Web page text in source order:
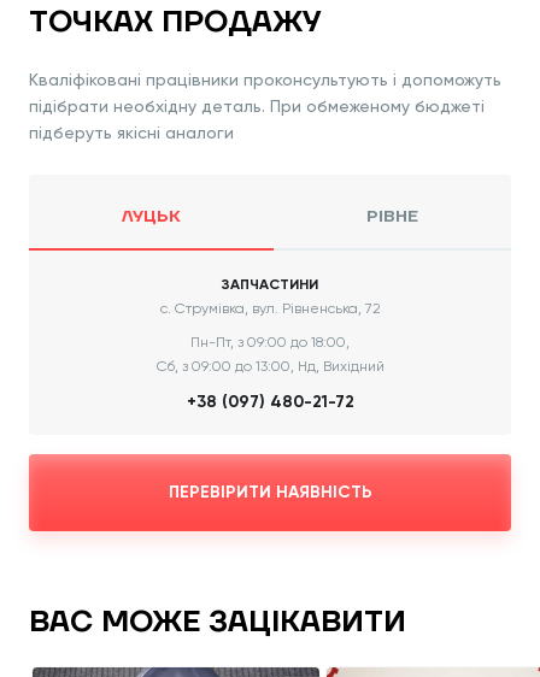
ТОЧКАХ ПРОДАЖУ
Кваліфіковані працівники проконсультують і допоможуть
підібрати необхідну деталь. При обмеженому бюджеті
підберуть якісні аналоги
ЛУЦЬК РІВНЕ
ЗАПЧАСТИНИ
с. Струмівка, вул. Рівненська, 72
Пн-Пт, з 09:00 до 18:00,
Сб, з 09:00 до 13:00, Нд, Вихідний
+38 (097) 480-21-72
ПЕРЕВІРИТИ НАЯВНІСТЬ
ВАС МОЖЕ ЗАЦІКАВИТИ